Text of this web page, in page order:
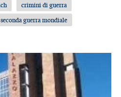
crimini di guerra
seconda guerra mondiale